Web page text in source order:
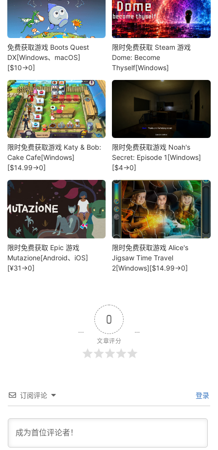
免费获取游戏 Boots Quest
DX[Windows、macOS]
[$10→0]
限时免费获取 Steam 游戏
Dome: Become
Thyself[Windows]
限时免费获取游戏 Katy & Bob:
Cake Cafe[Windows]
[$14.99→0]
限时免费获取游戏 Noah's
Secret: Episode 1[Windows]
[$4→0]
限时免费获取 Epic 游戏
Mutazione[Android、iOS]
[¥31→0]
限时免费获取游戏 Alice's
Jigsaw Time Travel
2[Windows][$14.99→0]
0
文章评分
订阅评论 登录